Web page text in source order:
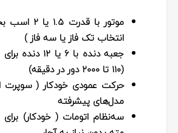
موتور با
انتخاب تک‌ فاز یا سه‌ فاز )
جعبه دنده با ۶
(۱۱۰ تا ۲۰۰۰ دور در دقیقه)
حرکت عمودی خودکار ( سوپرت
مدل‌های پیشرفته
سه‌نظام اتومات ( خودکار)